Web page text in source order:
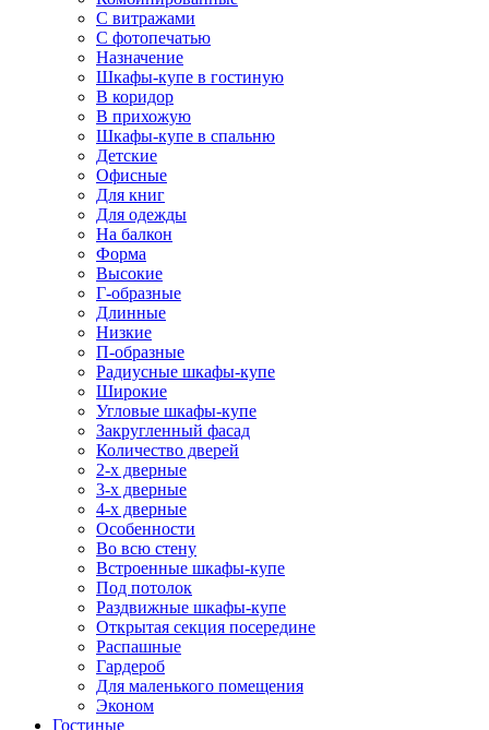
С витражами
С фотопечатью
Назначение
Шкафы-купе в гостиную
В коридор
В прихожую
Шкафы-купе в спальню
Детские
Офисные
Для книг
Для одежды
На балкон
Форма
Высокие
Г-образные
Длинные
Низкие
П-образные
Радиусные шкафы-купе
Широкие
Угловые шкафы-купе
Закругленный фасад
Количество дверей
2-х дверные
3-х дверные
4-х дверные
Особенности
Во всю стену
Встроенные шкафы-купе
Под потолок
Раздвижные шкафы-купе
Открытая секция посередине
Распашные
Гардероб
Для маленького помещения
Эконом
Гостиные